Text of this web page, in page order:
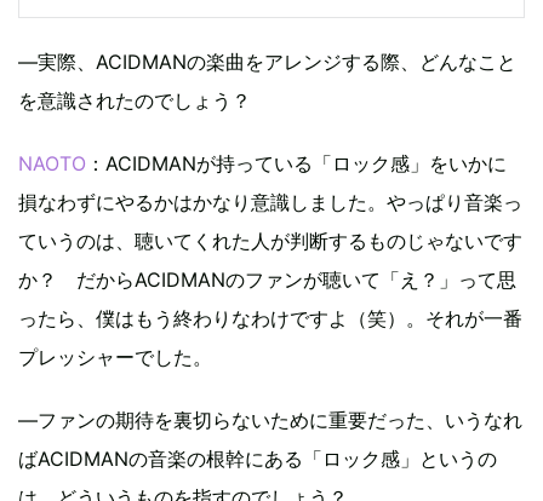
—実際、ACIDMANの楽曲をアレンジする際、どんなこと
を意識されたのでしょう？
NAOTO ：ACIDMANが持っている「ロック感」をいかに
損なわずにやるかはかなり意識しました。やっぱり音楽っ
ていうのは、聴いてくれた人が判断するものじゃないです
か？ だからACIDMANのファンが聴いて「え？」って思
ったら、僕はもう終わりなわけですよ（笑）。それが一番
プレッシャーでした。
—ファンの期待を裏切らないために重要だった、いうなれ
ばACIDMANの音楽の根幹にある「ロック感」というの